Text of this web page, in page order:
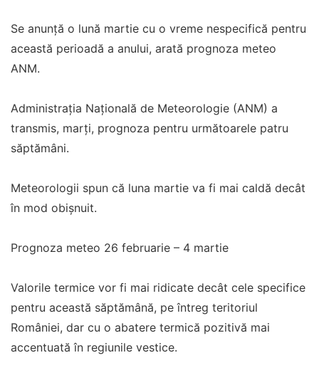
Se anunţă o lună martie cu o vreme nespecifică pentru
această perioadă a anului, arată prognoza meteo
ANM.
Administrația Națională de Meteorologie (ANM) a
transmis, marți, prognoza pentru următoarele patru
săptămâni.
Meteorologii spun că luna martie va fi mai caldă decât
în mod obișnuit.
Prognoza meteo 26 februarie – 4 martie
Valorile termice vor fi mai ridicate decât cele specifice
pentru această săptămână, pe întreg teritoriul
României, dar cu o abatere termică pozitivă mai
accentuată în regiunile vestice.